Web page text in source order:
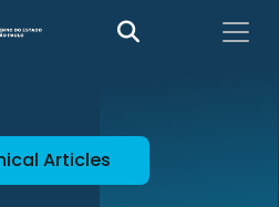
Articles